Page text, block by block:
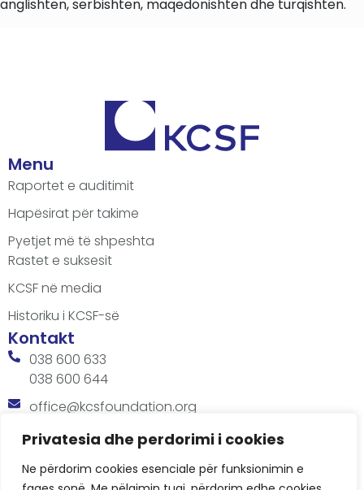
Privatesia dhe perdorimi i cookies
Ne përdorim cookies esenciale për funksionimin e
anglishten, serbishten, maqedonishten dhe turqishten.
Menu
Raportet e auditimit
Hapësirat për takime
Pyetjet më të shpeshta
Rastet e suksesit
KCSF në media
Historiku i KCSF-së
Kontakt
038 600 633
038 600 644
office@kcsfoundation.org
Besa Imami, Lam A, H1, Kat.12, nr. 65-1, Lakrishtë,
Orari